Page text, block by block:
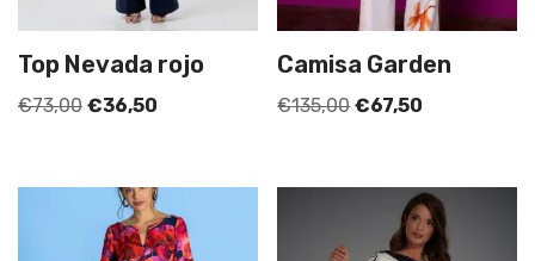
Top Nevada rojo
€73,00 €36,50
Camisa Garden
€135,00 €67,50